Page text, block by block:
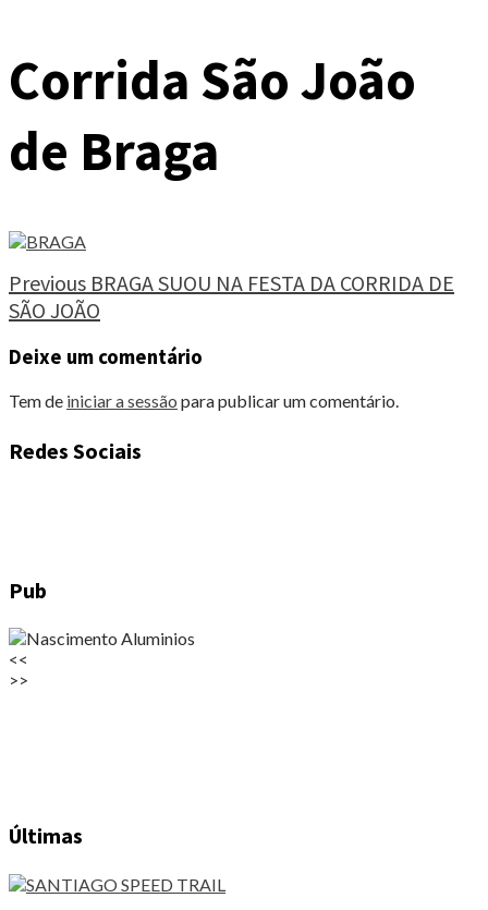
Corrida São João
de Braga
Continue
Reading
Previous BRAGA SUOU NA FESTA DA CORRIDA DE
SÃO JOÃO
Deixe um comentário
Tem de iniciar a sessão para publicar um comentário.
Redes Sociais
Pub
<<
>>
Últimas